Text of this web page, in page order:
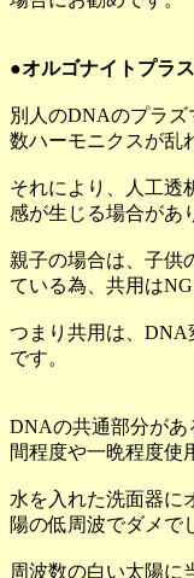
●オルゴナイトプラ
別人のDNAのプラ
数ハーモニクスが乱
それにより、人工透
感が生じる場合があ
親子の場合は、子供
ている為、共用はNG
つまり共用は、DNA
です。
DNAの共通部分があ
間程度や一晩程度使
水を入れた洗面器に
陽の低周波でダメで
周波数の白い太陽に